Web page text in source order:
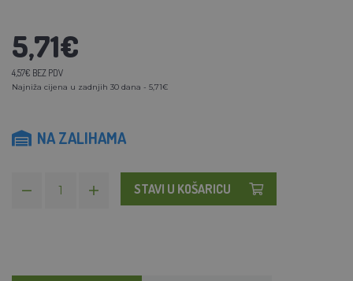
5,71€
4,57€ BEZ PDV
Najniža cijena u zadnjih 30 dana - 5,71€
NA ZALIHAMA
STAVI U KOŠARICU